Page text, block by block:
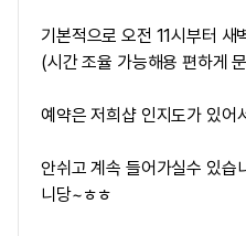
기본적으로 오전 11시부터
(시간 조율 가능해용 편하게
예약은 저희샵 인지도가 있어
안쉬고 계속 들어가실수 있습
니당~ㅎㅎ